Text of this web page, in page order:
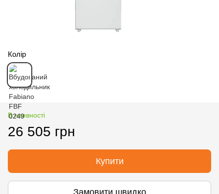
Колір
В наявності
26 505 грн
Купити